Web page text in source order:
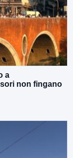
a
non fingano